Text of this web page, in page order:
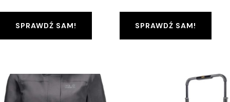
SPRAWDŹ SAM! SPRAWDŹ SAM!